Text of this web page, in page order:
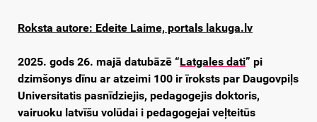
Roksta autore: Edeite Laime, portals lakuga.lv
2025. gods 26. majā datubāzē “Latgales dati” pi
dzimšonys dīnu ar atzeimi 100 ir īroksts par Daugovpiļs
Universitatis pasnīdziejis, pedagogejis doktoris,
vairuoku latvīšu volūdai i pedagogejai veļteitūs